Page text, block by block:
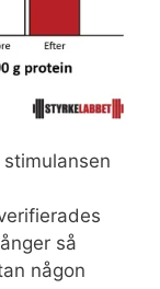
så
någon